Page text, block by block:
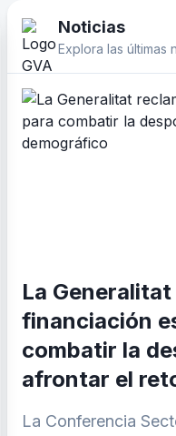
Noticias
Explora las últimas
La
financiación
combatir la
afrontar el
La Conferencia